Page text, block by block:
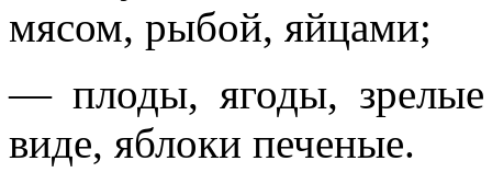
мясом, рыбой, яйцами;
— плоды, ягоды,
виде, яблоки печеные.